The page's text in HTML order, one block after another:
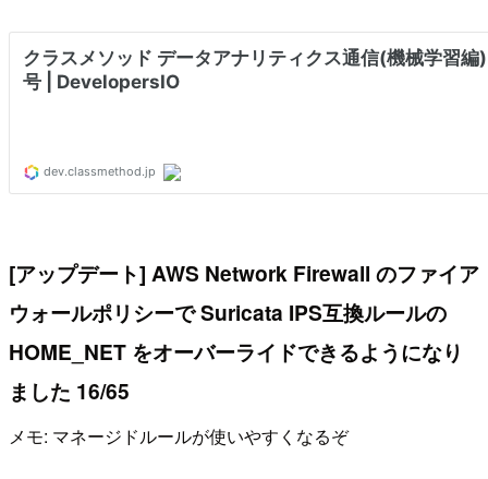
[アップデート] AWS Network Firewall のファイア
ウォールポリシーで Suricata IPS互換ルールの
HOME_NET をオーバーライドできるようになり
ました 16/65
メモ: マネージドルールが使いやすくなるぞ